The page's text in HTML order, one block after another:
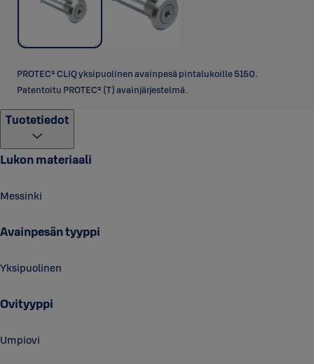
PROTEC² CLIQ yksipuolinen avainpesä pintalukoille 5150.
Patentoitu PROTEC² (T) avainjärjestelmä.
Tuotetiedot
Lukon materiaali
Messinki
Avainpesän tyyppi
Yksipuolinen
Ovityyppi
Umpiovi